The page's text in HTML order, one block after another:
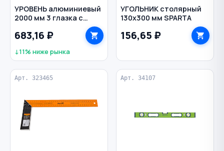
УРОВЕНЬ алюминиевый
2000 мм 3 глазка с
линейкой алюминий
SPARTA
683,16 ₽
↓11% ниже рынка
УГОЛЬНИК столярный
130х300 мм SPARTA
156,65 ₽
Арт. 323465 Арт. 34107